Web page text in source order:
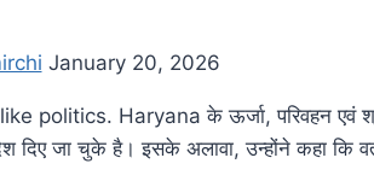
January 20, 2026
politics. Haryana के ऊर्जा, परिवहन एवं
जा चुके है। इसके अलावा, उन्होंने कहा कि